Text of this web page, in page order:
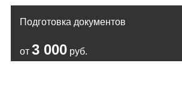
Подготовка документов
от 3 000 руб.